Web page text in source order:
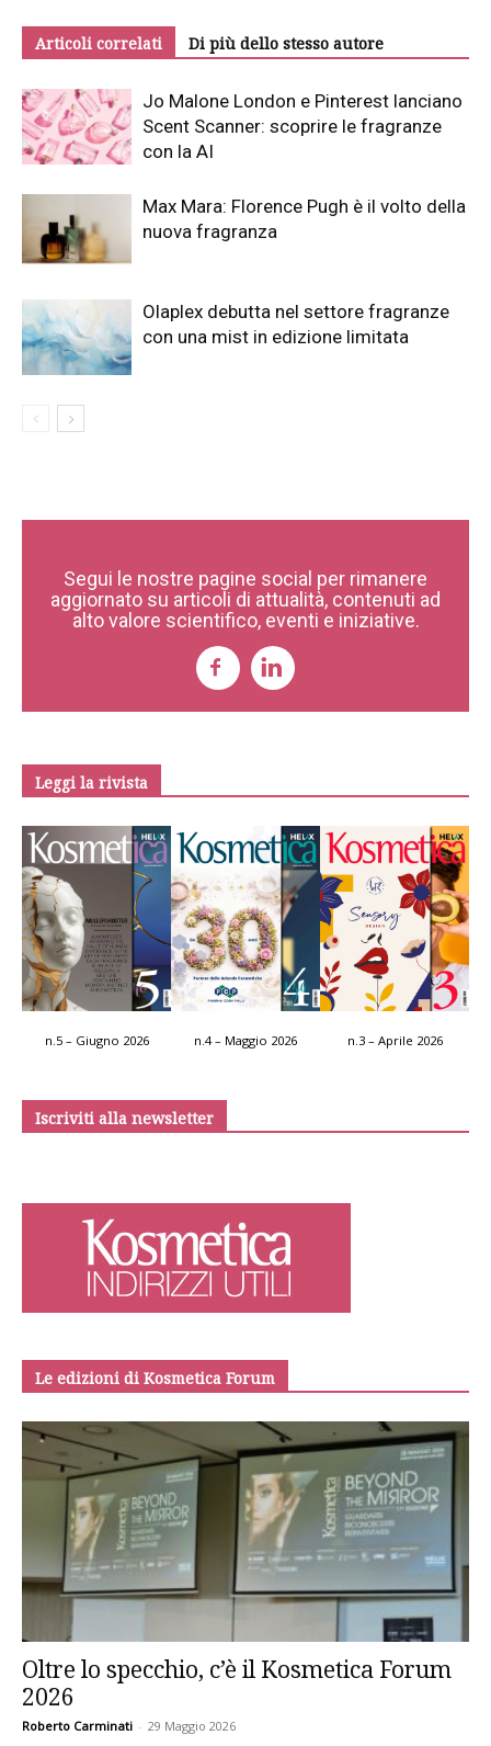
Articoli correlati Di più dello stesso autore
Jo Malone London e Pinterest lanciano
Scent Scanner: scoprire le fragranze
con la AI
Max Mara: Florence Pugh è il volto della
nuova fragranza
Olaplex debutta nel settore fragranze
con una mist in edizione limitata
Segui le nostre pagine social per rimanere
aggiornato su articoli di attualità, contenuti ad
alto valore scientifico, eventi e iniziative.
Leggi la rivista
n.5 – Giugno 2026 n.4 – Maggio 2026 n.3 – Aprile 2026
Iscriviti alla newsletter
Le edizioni di Kosmetica Forum
Oltre lo specchio, c’è il Kosmetica Forum
2026
Roberto Carminati - 29 Maggio 2026